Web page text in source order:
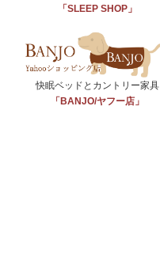
「SLEEP SHOP」
快眠ベッドとカントリー家具
「BANJO/ヤフー店」